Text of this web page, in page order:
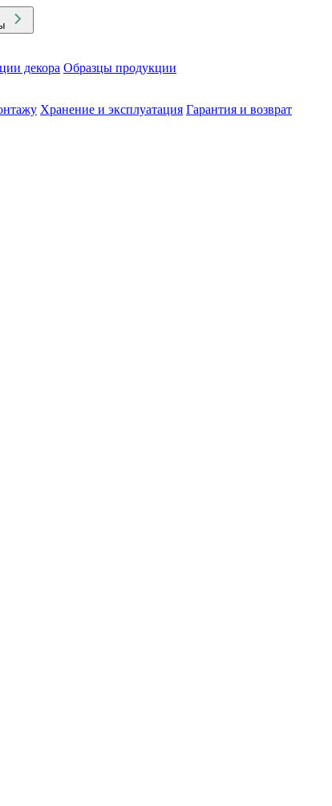
декора Образцы продукции
Хранение и эксплуатация Гарантия и возврат